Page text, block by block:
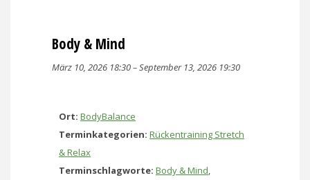
Body & Mind
März 10, 2026 18:30–September 13, 2026 19:30
Ort: BodyBalance
Terminkategorien: Rückentraining Stretch
& Relax
Terminschlagworte: Body & Mind,